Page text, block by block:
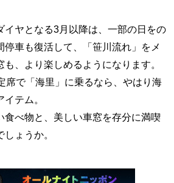
イヤとなる3月以降は、一部の日をの
停車も復活して、「笹川流れ」をメ
、より楽しめるようになります。
席で「海里」に乗るなら、やはり海
テム。
食べ物と、美しい車窓を存分に満喫
ょうか。